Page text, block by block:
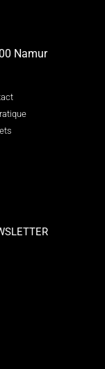
Namur